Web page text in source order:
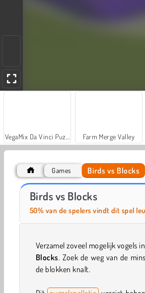
Farm Merge Valley
Casino World
Games Birds vs Blocks
Birds vs Blocks
50% van de spelers vindt dit spel
Verzamel zoveel mogelijk vogels
Blocks. Zoek de weg van de
de blokken knalt.